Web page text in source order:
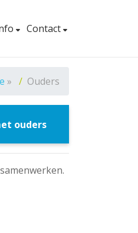
Contact
» Ouders
ouders